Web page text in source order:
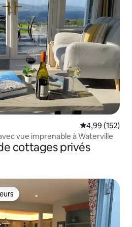
Évaluation
4,99 (152)
vue imprenable à Waterville
cottages privés
les plus appréciés